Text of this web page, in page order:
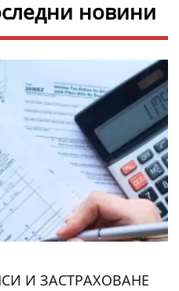
новини
И ЗАСТРАХОВАНЕ